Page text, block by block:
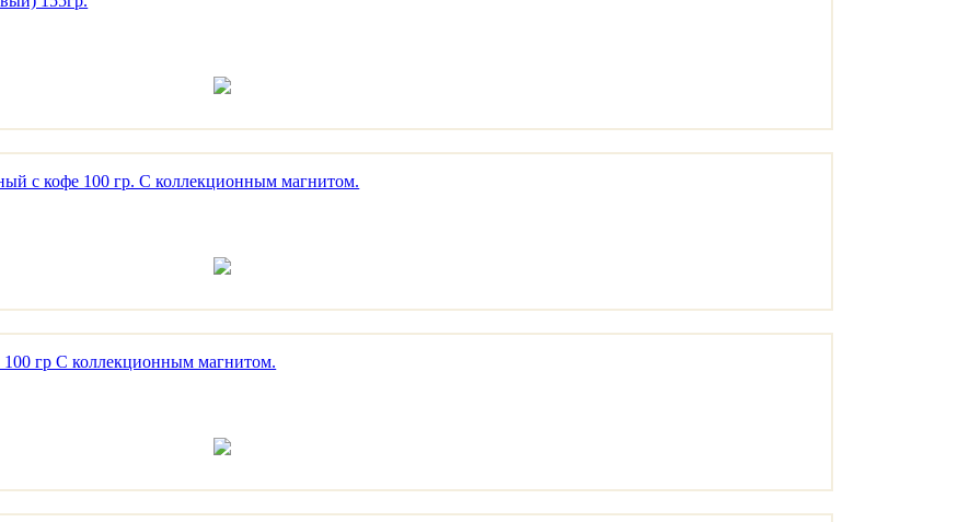
с кофе 100 гр. С коллекционным магнитом.
гр С коллекционным магнитом.